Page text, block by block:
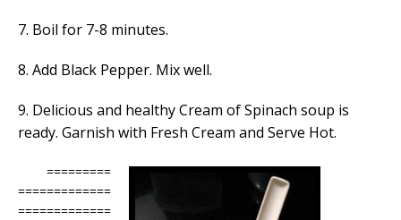
7. Boil for 7-8 minutes.
8. Add Black Pepper. Mix well.
9. Delicious and healthy Cream of Spinach soup is
ready. Garnish with Fresh Cream and Serve Hot.
=========
=============
=============